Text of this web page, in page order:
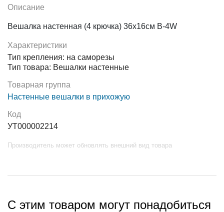
Описание
Вешалка настенная (4 крючка) 36х16см В-4W
Характеристики
Тип крепления: на саморезы
Тип товара: Вешалки настенные
Товарная группа
Настенные вешалки в прихожую
Код
УТ000002214
Производитель может обновлять внешний вид товара
С этим товаром могут понадобиться